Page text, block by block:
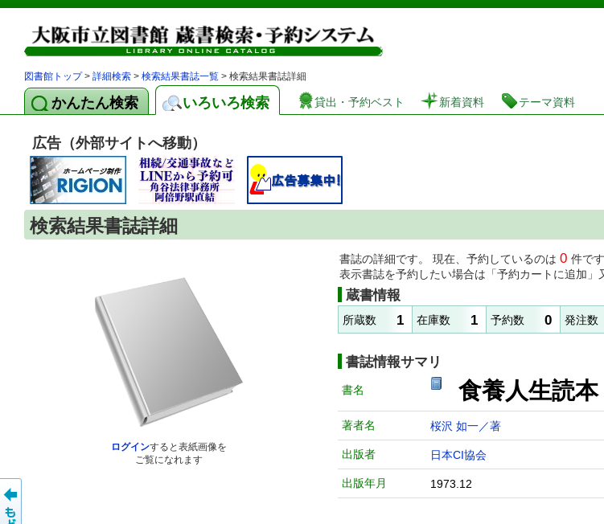
図書館 蔵書検索・予約システム
図書館トップ> 詳細検索 > 検索結果書誌一覧 > 検索結果書誌詳細
かんたん検索 いろいろ検索 貸出・予約ベスト 新着資料 テーマ資料
広告（外部サイトへ移動）
検索結果書誌詳細
ログインすると表紙画像を
ご覧になれます
書誌の詳細です。 現在、予約しているのは 0 件です
表示書誌を予約したい場合は「予約カートに追加」
蔵書情報
所蔵数 1 在庫数 1 予約数 0 発注数
書誌情報サマリ
書名 食養人生読
著者名 桜沢 如一／著
出版者 日本CI協会
出版年月 1973.12